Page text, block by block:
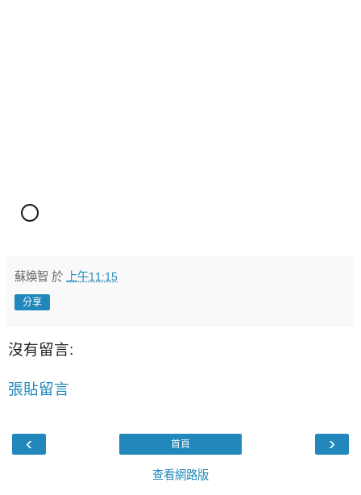
蘇煥智 於 上午11:15
分享
沒有留言:
張貼留言
‹ ›
首頁
查看網路版